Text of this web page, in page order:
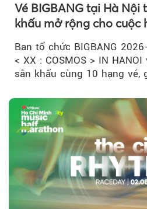
Vé BIGBANG tại Hà Nội
khấu mở rộng cho cuộc
có một”
Ban tổ chức BIGBANG
< XX : COSMOS > IN
sân khấu cùng 10 hạng vé,